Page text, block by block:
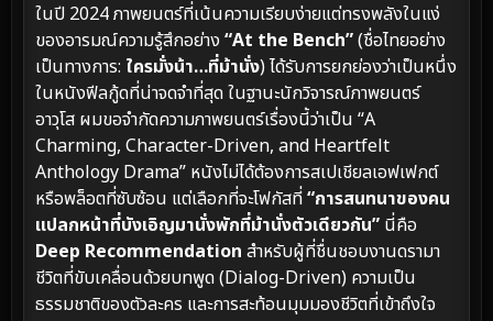
ในปี 2024 ภาพยนตร์ที่เน้นความเรียบง่ายแต่ทรงพลังในแง่
ของอารมณ์ความรู้สึกอย่าง “At the Bench”(ชื่อไทยอย่าง
เป็นทางการ: ใครมั่งน้า…ที่ม้านั่ง) ได้รับการยกย่องว่าเป็นหนึ่ง
ในหนังฟีลกู้ดที่น่าจดจำที่สุด ในฐานะนักวิจารณ์ภาพยนตร์
อาวุโส ผมขอจำกัดความภาพยนตร์เรื่องนี้ว่าเป็น “A
Charming, Character-Driven, and Heartfelt
Anthology Drama” หนังไม่ได้ต้องการสเปเชียลเอฟเฟกต์
หรือพล็อตที่ซับซ้อน แต่เลือกที่จะโฟกัสที่“การสนทนาของคน
แปลกหน้าที่บังเอิญมานั่งพักที่ม้านั่งตัวเดียวกัน” นี่คือ
Deep Recommendation สำหรับผู้ที่ชื่นชอบงานดรามา
ชีวิตที่ขับเคลื่อนด้วยบทพูด (Dialog-Driven) ความเป็น
ธรรมชาติของตัวละคร และการสะท้อนมุมมองชีวิตที่เข้าถึงใจ